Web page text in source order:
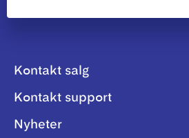
Kontakt salg
Kontakt support
Nyheter